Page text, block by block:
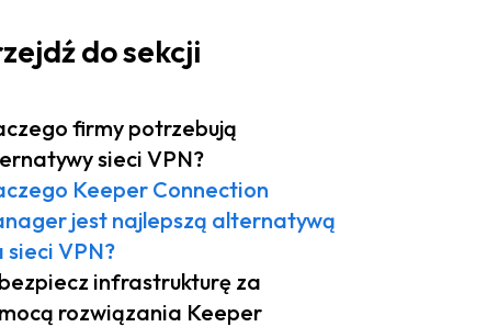
do sekcji
firmy potrzebują
sieci VPN?
Keeper Connection
jest najlepszą alternatywą
sieci VPN?
infrastrukturę za
rozwiązania Keeper